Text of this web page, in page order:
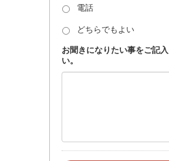
電話
どちらでもよい
お聞きになりたい事をご記
い。